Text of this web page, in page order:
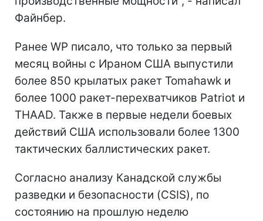
Файнбер.
Ранее WP писало, что только за первый
месяц войны с Ираном США выпустили
более 850 крылатых ракет Tomahawk и
более 1000 ракет-перехватчиков Patriot и
THAAD. Также в первые недели боевых
действий США использовали более 1300
тактических баллистических ракет.
Согласно анализу Канадской службы
разведки и безопасности (CSIS), по
состоянию на прошлую неделю